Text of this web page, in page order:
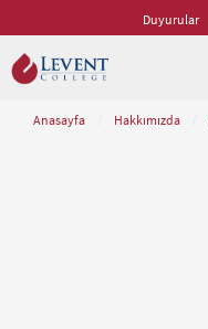
Duyurular
Anasayfa Hakkımızda